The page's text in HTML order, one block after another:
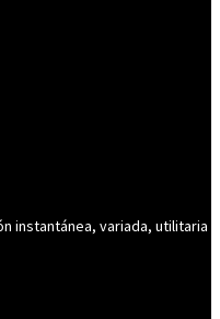
instantánea, variada, utilitaria